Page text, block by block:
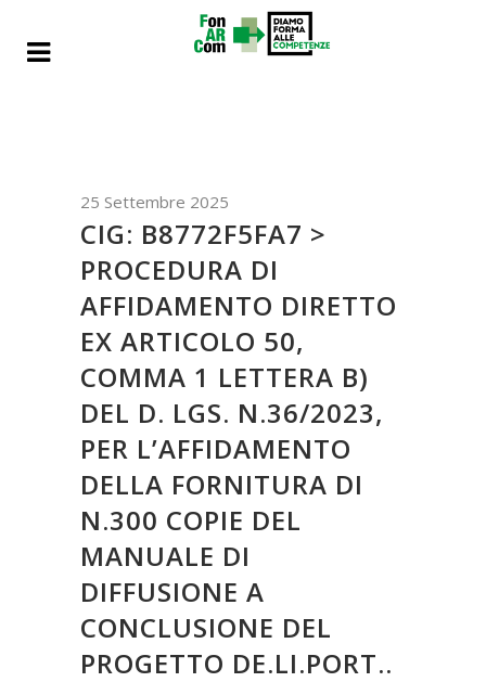
25 Settembre 2025
CIG: B8772F5FA7 >
PROCEDURA DI
AFFIDAMENTO DIRETTO
EX ARTICOLO 50,
COMMA 1 LETTERA B)
DEL D. LGS. N.36/2023,
PER L’AFFIDAMENTO
DELLA FORNITURA DI
N.300 COPIE DEL
MANUALE DI
DIFFUSIONE A
CONCLUSIONE DEL
PROGETTO DE.LI.PORT..